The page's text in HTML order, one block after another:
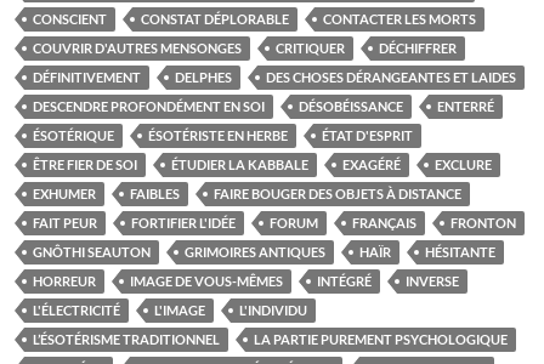
CONSCIENT
CONSTAT DÉPLORABLE
CONTACTER LES MORTS
COUVRIR D'AUTRES MENSONGES
CRITIQUER
DÉCHIFFRER
DÉFINITIVEMENT
DELPHES
DES CHOSES DÉRANGEANTES ET LAIDES
DESCENDRE PROFONDÉMENT EN SOI
DÉSOBÉISSANCE
ENTERRÉ
ÉSOTÉRIQUE
ÉSOTÉRISTE EN HERBE
ÉTAT D'ESPRIT
ÊTRE FIER DE SOI
ÉTUDIER LA KABBALE EXAGÉRÉ
EXCLURE
EXHUMER
FAIBLES
FAIRE BOUGER DES OBJETS À DISTANCE
FAIT PEUR
FORTIFIER L'IDÉE FORUM FRANÇAIS
FRONTON
GNÔTHI SEAUTON
GRIMOIRES ANTIQUES HAÏR
HÉSITANTE
HORREUR
IMAGE DE VOUS-MÊMES INTÉGRÉ
INVERSE
L'ÉLECTRICITÉ
L'IMAGE
L'INDIVIDU
L’ÉSOTÉRISME TRADITIONNEL
LA PARTIE PUREMENT PSYCHOLOGIQUE